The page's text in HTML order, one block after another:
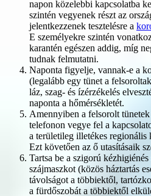
napon közelebbi kapcsolatba
szintén vegyenek részt az
jelentkezzenek tesztelésre a
E személyekre szintén
karantén egészen addig, míg
tudnak felmutatni.
Naponta figyelje, vannak-e a
(legalább egy tünet a
láz, szag- és ízérzékelés
naponta a hőmérsékletét.
Amennyiben a felsorolt
telefonon vegye fel a
a területileg illetékes regionális
Ezt követően az ő utasításaik
Tartsa be a szigorú
szájmaszkot (közös háztartás
távolságot a többiektől,
a fürdőszobát a többiektől